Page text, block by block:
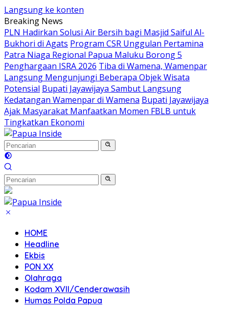
Langsung ke konten
Breaking News
PLN Hadirkan Solusi Air Bersih bagi Masjid Saiful Al-
Bukhori di Agats Program CSR Unggulan Pertamina
Patra Niaga Regional Papua Maluku Borong 5
Penghargaan ISRA 2026 Tiba di Wamena, Wamenpar
Langsung Mengunjungi Beberapa Objek Wisata
Potensial Bupati Jayawijaya Sambut Langsung
Kedatangan Wamenpar di Wamena Bupati Jayawijaya
Ajak Masyarakat Manfaatkan Momen FBLB untuk
Tingkatkan Ekonomi
HOME
Headline
Ekbis
PON XX
Olahraga
Kodam XVII/Cenderawasih
Humas Polda Papua